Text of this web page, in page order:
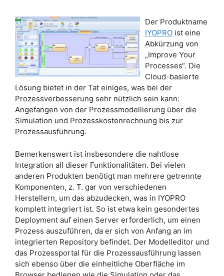
Der Produktname
IYOPRO ist eine
Abkürzung von
„Improve Your
Processes“. Die
Cloud-basierte
Lösung bietet in der Tat einiges, was bei der
Prozessverbesserung sehr nützlich sein kann:
Angefangen von der Prozessmodellierung über die
Simulation und Prozesskostenrechnung bis zur
Prozessausführung.
Bemerkenswert ist insbesondere die nahtlose
Integration all dieser Funktionalitäten. Bei vielen
anderen Produkten benötigt man mehrere getrennte
Komponenten, z. T. gar von verschiedenen
Herstellern, um das abzudecken, was in IYOPRO
komplett integriert ist. So ist etwa kein gesondertes
Deployment auf einen Server erforderlich, um einen
Prozess auszuführen, da er sich von Anfang an im
integrierten Repository befindet. Der Modelleditor und
das Prozessportal für die Prozessausführung lassen
sich ebenso über die einheitliche Oberfläche im